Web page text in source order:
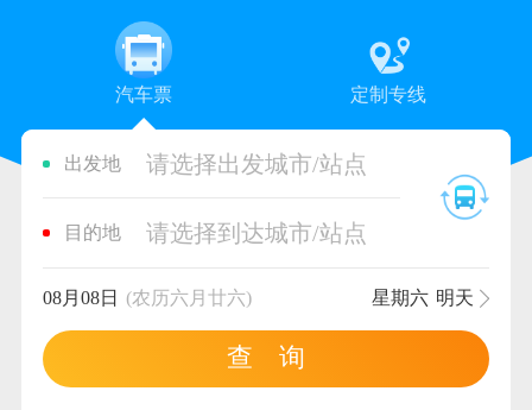
汽车票 定制专线
出发地 请选择出发城市/站点
目的地 请选择到达城市/站点
08月08日 (农历六月廿六) 星期六 明天
查 询